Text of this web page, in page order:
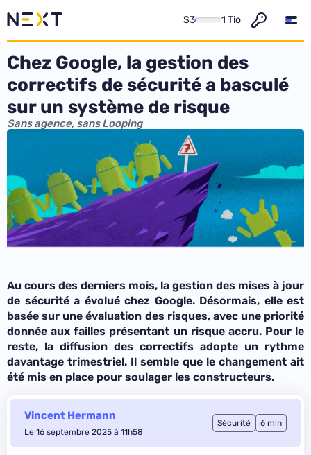
S3 1 Tio
Chez Google, la gestion des
correctifs de sécurité a basculé
sur un système de risque
Sans agence, sans Looping
Au cours des derniers mois, la gestion des mises à jour
de sécurité a évolué chez Google. Désormais, elle est
basée sur une évaluation des risques, avec une priorité
donnée aux failles présentant un risque accru. Pour le
reste, la diffusion des correctifs adopte un rythme
davantage trimestriel. Il semble que le changement ait
été mis en place pour soulager les constructeurs.
Vincent Hermann
Le 16 septembre 2025 à 11h58
Sécurité 6 min